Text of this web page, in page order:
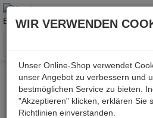
Menü
Kessler electronic Computer
WIR VERWENDEN
Unser Online-Shop verwendet
unser Angebot zu verbessern und
bestmöglichen Service zu bieten.
"Akzeptieren" klicken, erklären Sie
Richtlinien einverstanden.